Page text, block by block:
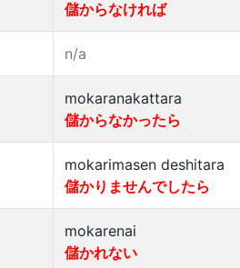
儲からなければ
n/a
mokaranakattara
儲からなかったら
mokarimasen deshitara
儲かりませんでしたら
mokarenai
儲かれない